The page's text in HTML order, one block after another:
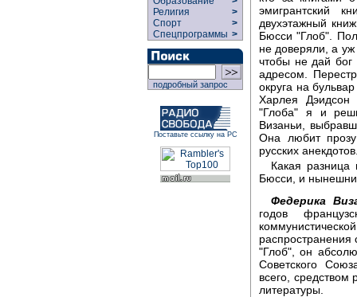
Религия
>
Спорт
>
Спецпрограммы >
подробный запрос
Поставьте ссылку на РС
эмигрантский
двухэтажный
Бюсси "Глоб".
не доверяли, а
чтобы не дай бог
адресом.
округа на
Харлея
"Глоба" я и
Визаньи,
Она любит прозу
русских
Какая
Бюсси, и
Федерика
годов
"Глоб", он
Советского
всего, средством
литературы.